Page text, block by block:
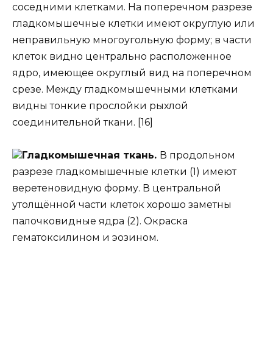
соседними клетками. На поперечном разрезе
гладкомышечные клетки имеют округлую или
неправильную многоугольную форму; в части
клеток видно центрально расположенное
ядро, имеющее округлый вид на поперечном
срезе. Между гладкомышечными клетками
видны тонкие прослойки рыхлой
соединительной ткани. [16]
Гладкомышечная ткань. В продольном
разрезе гладкомышечные клетки (1) имеют
веретеновидную форму. В центральной
утолщённой части клеток хорошо заметны
палочковидные ядра (2). Окраска
гематоксилином и эозином.